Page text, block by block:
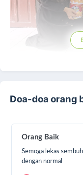
Di tengah kondisi
Dwi Arini Putrianti,
jauh berbeda saat
ditempatkan
Nunukan pada
Guru Indonesia.
Doa-doa orang
Orang Baik
Semoga lekas
dengan normal